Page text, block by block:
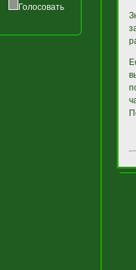
Голосовать